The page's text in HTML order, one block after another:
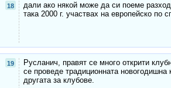
18
дали ако някой може да си поеме
така 2000 г. участвах на европейско по
19
Русланич, правят се много открити
се проведе традиционната новогодишна
другата за клубове.